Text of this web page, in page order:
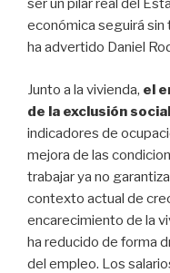
ser un pilar real del
económica seguirá sin
ha advertido Daniel
Junto a la vivienda, el
de la exclusión social
indicadores de
mejora de las
trabajar ya no
contexto actual de
encarecimiento de la
ha reducido de forma
del empleo. Los